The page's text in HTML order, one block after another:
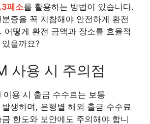
페소를 활용하는 방법이 있습니다.
증을 꼭 지참해야 안전하게 환전
어떻게 환전 금액과 장소를 효율적
을까요?
사용 시 주의점
용 시 출금 수수료는 보통
발생하며, 은행별 해외 출금 수수료
한도와 보안에도 주의해야 합니